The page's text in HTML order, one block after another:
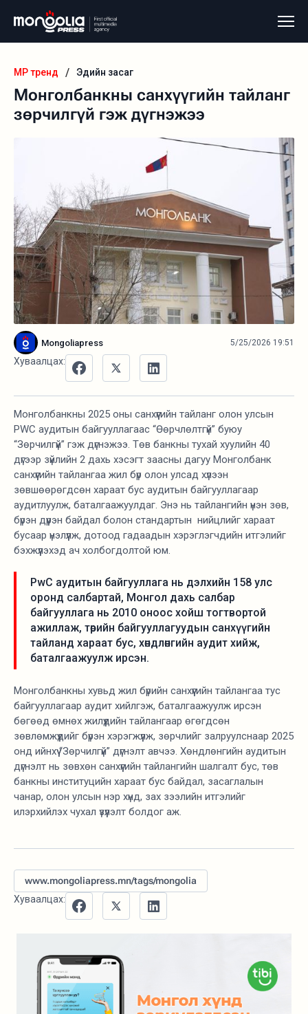
MP тренд / Эдийн засаг
Монголбанкны санхүүгийн тайланг
зөрчилгүй гэж дүгнэжээ
Mongoliapress 5/25/2026 19:51
Хуваалцах:
Монголбанкны 2025 оны санхүүгийн тайланг олон улсын
PWC аудитын байгууллагаас “Өөрчлөлтгүй” буюу
“Зөрчилгүй” гэж дүгнэжээ. Төв банкны тухай хуулийн 40
дүгээр зүйлийн 2 дахь хэсэгт заасны дагуу Монголбанк
санхүүгийн тайлангаа жил бүр олон улсад хүлээн
зөвшөөрөгдсөн хараат бус аудитын байгууллагаар
аудитлуулж, баталгаажуулдаг. Энэ нь тайлангийн үнэн зөв,
бүрэн дүүрэн байдал болон стандартын нийцлийг хараат
бусаар үнэлүүлж, дотоод гадаадын хэрэглэгчдийн итгэлийг
бэхжүүлэхэд ач холбогдолтой юм.
PwC аудитын байгууллага нь дэлхийн 158 улс
оронд салбартай, Монгол дахь салбар
байгууллага нь 2010 оноос хойш тогтвортой
ажиллаж, төрийн байгууллагуудын санхүүгийн
тайланд хараат бус, хөндлөнгийн аудит хийж,
баталгаажуулж ирсэн.
Монголбанкны хувьд жил бүрийн санхүүгийн тайлангаа тус
байгууллагаар аудит хийлгэж, баталгаажуулж ирсэн
бөгөөд өмнөх жилүүдийн тайлангаар өгөгдсөн
зөвлөмжүүдийг бүрэн хэрэгжүүлж, зөрчлийг залруулснаар 2025
онд ийнхүү “Зөрчилгүй” дүгнэлт авчээ. Хөндлөнгийн аудитын
дүгнэлт нь зөвхөн санхүүгийн тайлангийн шалгалт бус, төв
банкны институцийн хараат бус байдал, засаглалын
чанар, олон улсын нэр хүнд, зах зээлийн итгэлийг
илэрхийлэх чухал үзүүлэлт болдог аж.
www.mongoliapress.mn/tags/mongolia
Хуваалцах: